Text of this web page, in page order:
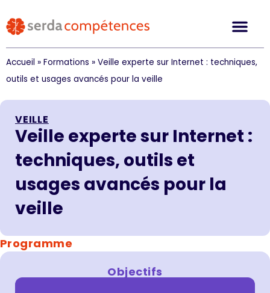
Accueil » Formations » Veille experte sur Internet : techniques,
outils et usages avancés pour la veille
VEILLE
Veille experte sur Internet :
techniques, outils et
usages avancés pour la
veille
Programme
Objectifs